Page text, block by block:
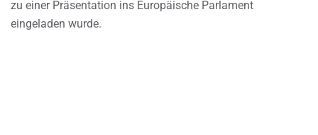
zu einer Präsentation ins Europäische Parlament
eingeladen wurde.